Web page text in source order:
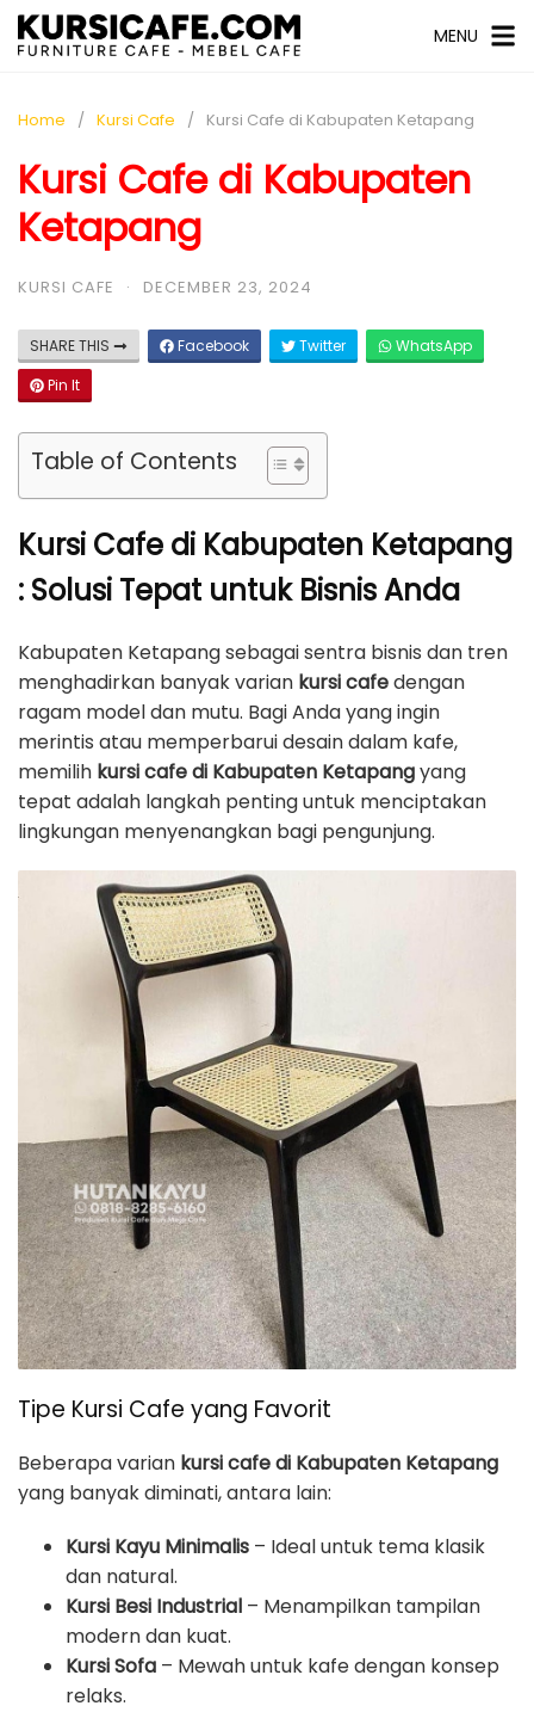
MENU
Home Kursi Cafe Kursi Cafe di Kabupaten Ketapang
Kursi Cafe di Kabupaten
Ketapang
KURSI CAFE · DECEMBER 23, 2024
SHARE THIS Facebook Twitter
WhatsApp
Pin It
Table of Contents
Kursi Cafe di Kabupaten Ketapang
: Solusi Tepat untuk Bisnis Anda
Kabupaten Ketapang sebagai sentra bisnis dan tren
menghadirkan banyak varian kursi cafedengan
ragam model dan mutu. Bagi Anda yang ingin
merintis atau memperbarui desain dalam kafe,
memilih kursi cafe di Kabupaten Ketapangyang
tepat adalah langkah penting untuk menciptakan
lingkungan menyenangkan bagi pengunjung.
Tipe Kursi Cafe yang Favorit
Beberapa varian kursi cafe di Kabupaten Ketapang
yang banyak diminati, antara lain:
Kursi Kayu Minimalis – Ideal untuk tema klasik
dan natural.
Kursi Besi Industrial – Menampilkan tampilan
modern dan kuat.
Kursi Sofa – Mewah untuk kafe dengan konsep
relaks.